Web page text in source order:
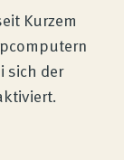
Kurzem
sich der